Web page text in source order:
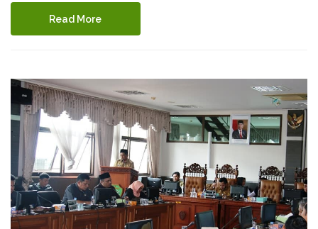
Read More